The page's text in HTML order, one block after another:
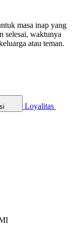
masa inap yang
selesai, waktunya
atau teman.
Loyalitas